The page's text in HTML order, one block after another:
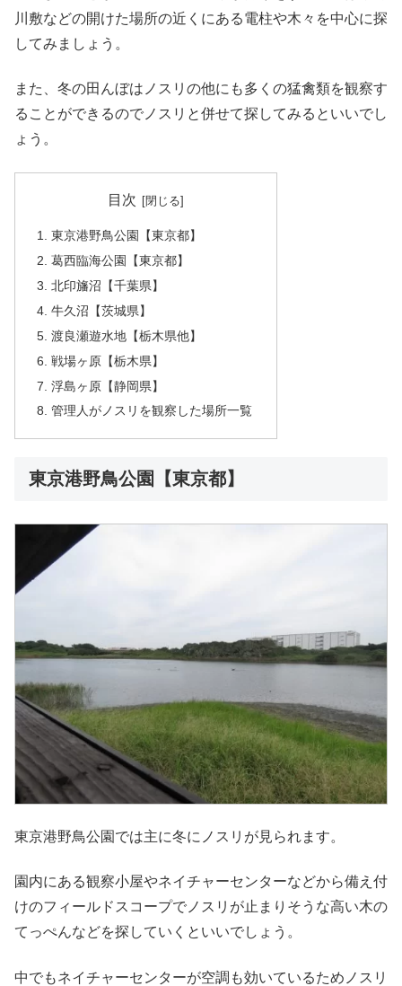
川敷などの開けた場所の近くにある電柱や木々を中心に探
してみましょう。
また、冬の田んぼはノスリの他にも多くの猛禽類を観察す
ることができるのでノスリと併せて探してみるといいでし
ょう。
目次
東京港野鳥公園【東京都】
葛西臨海公園【東京都】
北印旛沼【千葉県】
牛久沼【茨城県】
渡良瀬遊水地【栃木県他】
戦場ヶ原【栃木県】
浮島ヶ原【静岡県】
管理人がノスリを観察した場所一覧
東京港野鳥公園【東京都】
東京港野鳥公園では主に冬にノスリが見られます。
園内にある観察小屋やネイチャーセンターなどから備え付
けのフィールドスコープでノスリが止まりそうな高い木の
てっぺんなどを探していくといいでしょう。
中でもネイチャーセンターが空調も効いているためノスリ